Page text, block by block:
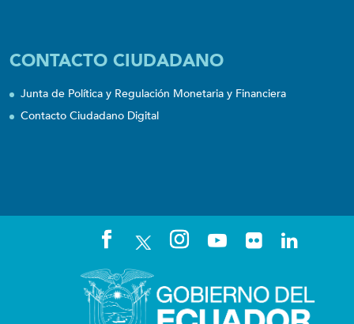
CONTACTO CIUDADANO
Junta de Política y Regulación Monetaria y Financiera
Contacto Ciudadano Digital